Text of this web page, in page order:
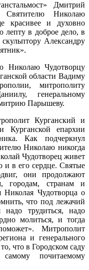
Дмитрий
Николаю
красивее и духовно
лепту в доброе дело, в
Александру
Николаю Чудотворцу
области Вадиму
митрополиту
генеральному
Парышеву.
Курганский и
Курганской епархии
Как подчеркнул
Николаю никогда
Чудотворец живет
и в его сердце. Святые
они продолжают
городам, странам и
Николая Чудотворца о
что под лежачий
трудиться, надо
молиться, и тогда
Митрополит
и генерального
что в Городском саду
почитаемому